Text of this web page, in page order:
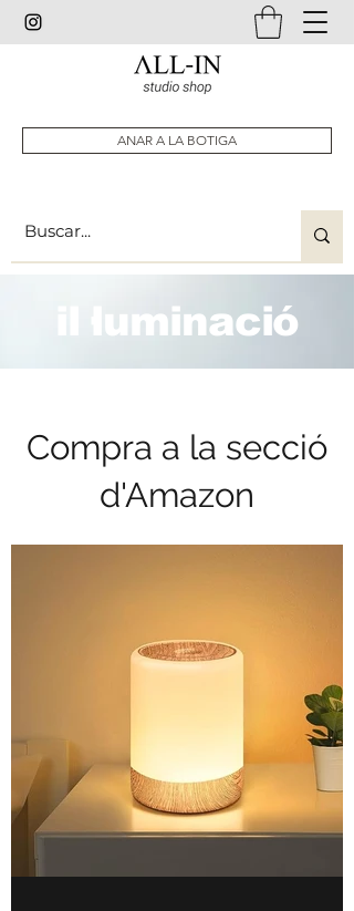
ANAR A LA BOTIGA
il·luminació
Compra a la secció
d'Amazon